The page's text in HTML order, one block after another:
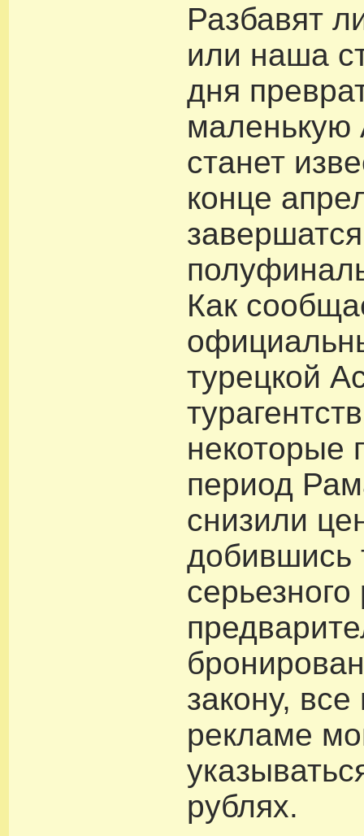
Разбавят
или наша
дня
маленькую
станет
конце
завершатся
Как
турецкой
некоторые
период
снизили
серьезного
закону,
рекламе
рублях.